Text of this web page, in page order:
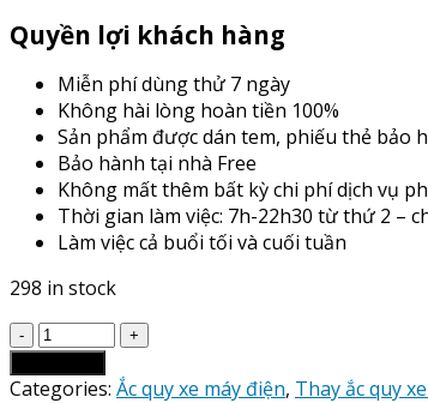
Quyền lợi khách hàng
Miễn phí dùng thử 7 ngày
Không hài lòng hoàn tiền 100%
Sản phẩm được dán tem, phiếu thẻ bảo
Bảo hành tại nhà Free
Không mất thêm bất kỳ chi phí dịch vụ
Thời gian làm việc: 7h-22h30 từ thứ 2 –
Làm việc cả buổi tối và cuối tuần
298 in stock
Giá
Thay
Ắc
Categories: Ắc quy xe máy điện, Thay ắc quy